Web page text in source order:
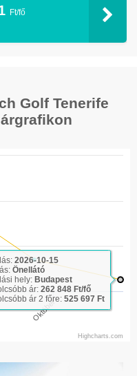
Ft/fő
Golf Tenerife
Október
Highcharts.com
2026-10-15
Önellátó
hely: Budapest
ár: 262 848 Ft/fő
ár 2 főre: 525 697 Ft